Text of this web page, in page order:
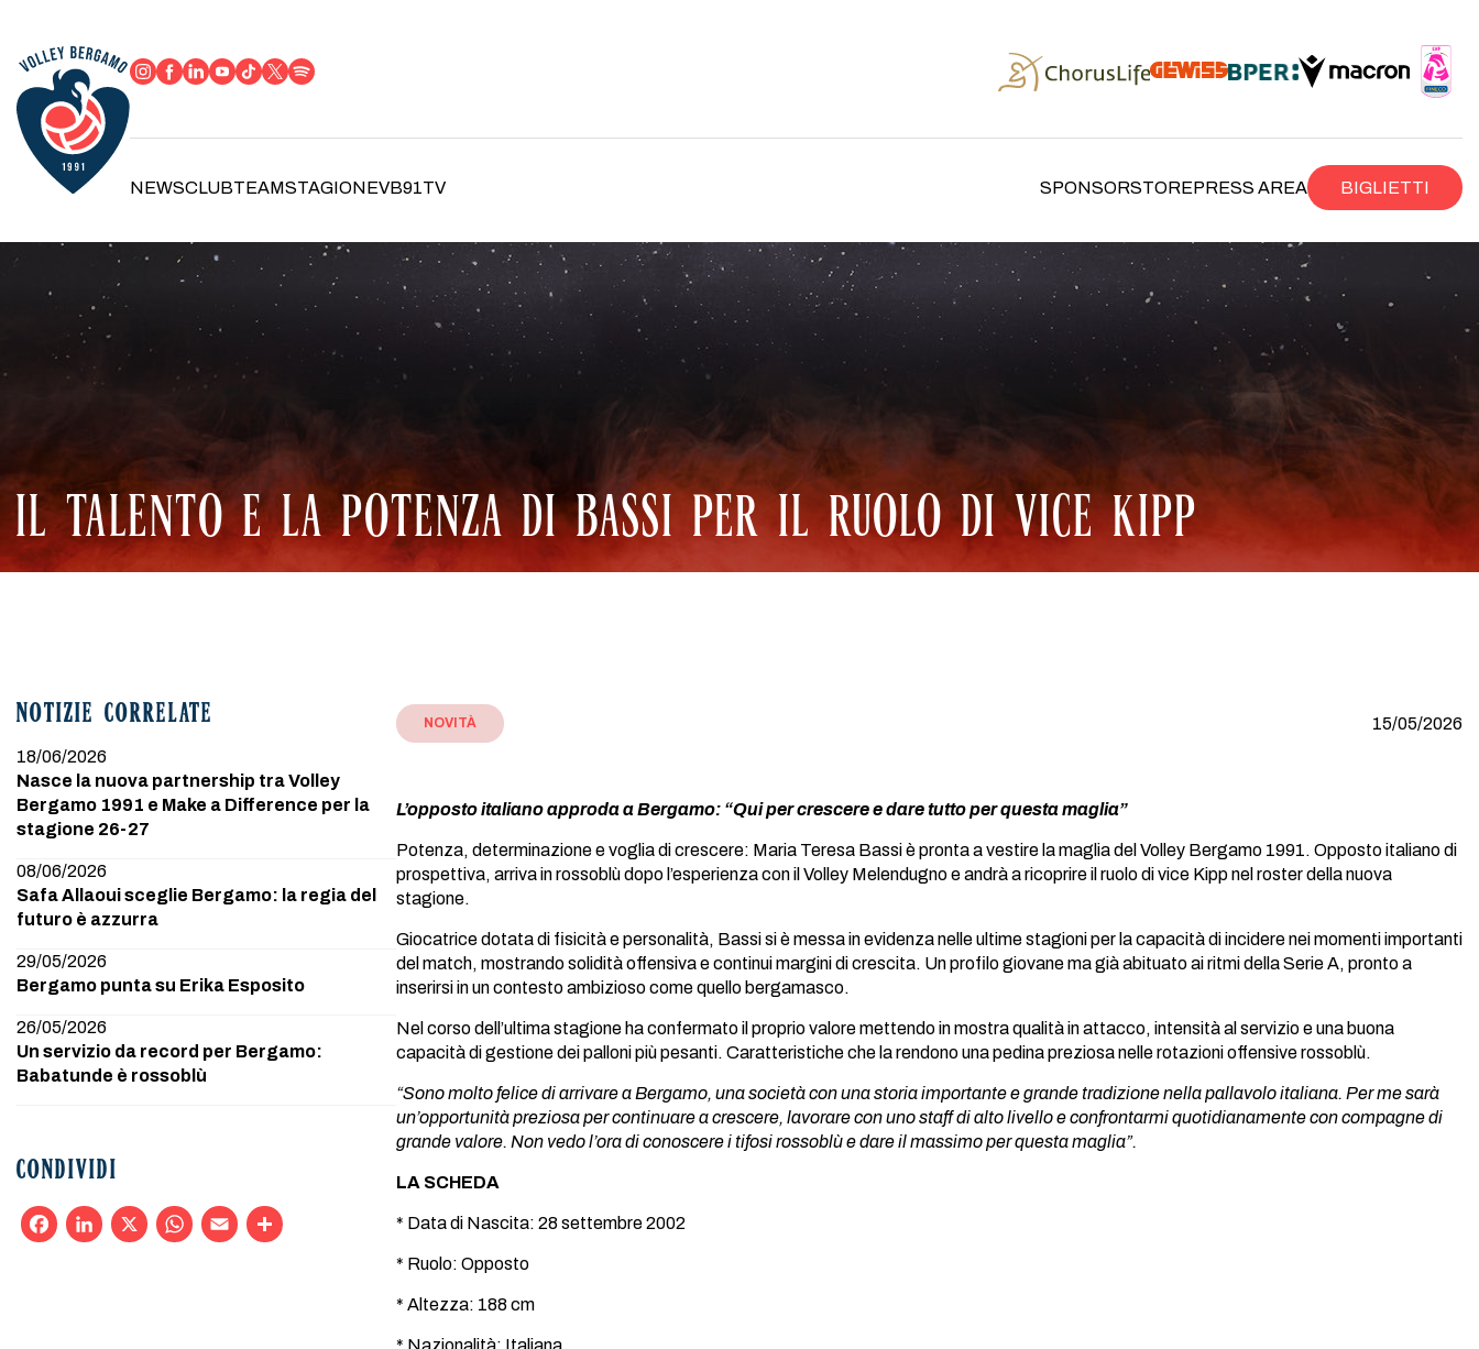
NEWSCLUBTEAMSTAGIONEVB91TV SPONSORSTOREPRESS AREA BIGLIETTI
IL TALENTO E LA POTENZA DI BASSI PER IL RUOLO DI VICE KIPP
NOTIZIE CORRELATE
18/06/2026
Nasce la nuova partnership tra Volley
Bergamo 1991 e Make a Difference per la
stagione 26-27
08/06/2026
Safa Allaoui sceglie Bergamo: la regia del
futuro è azzurra
29/05/2026
Bergamo punta su Erika Esposito
26/05/2026
Un servizio da record per Bergamo:
Babatunde è rossoblù
CONDIVIDI
NOVITÀ 15/05/2026
L’opposto italiano approda a Bergamo: “Qui per crescere e dare tutto per questa maglia”
Potenza, determinazione e voglia di crescere: Maria Teresa Bassi è pronta a vestire la maglia del Volley Bergamo 1991. Opposto italiano di
prospettiva, arriva in rossoblù dopo l’esperienza con il Volley Melendugno e andrà a ricoprire il ruolo di vice Kipp nel roster della nuova
stagione.
Giocatrice dotata di fisicità e personalità, Bassi si è messa in evidenza nelle ultime stagioni per la capacità di incidere nei momenti importanti
del match, mostrando solidità offensiva e continui margini di crescita. Un profilo giovane ma già abituato ai ritmi della Serie A, pronto a
inserirsi in un contesto ambizioso come quello bergamasco.
Nel corso dell’ultima stagione ha confermato il proprio valore mettendo in mostra qualità in attacco, intensità al servizio e una buona
capacità di gestione dei palloni più pesanti. Caratteristiche che la rendono una pedina preziosa nelle rotazioni offensive rossoblù.
“Sono molto felice di arrivare a Bergamo, una società con una storia importante e grande tradizione nella pallavolo italiana. Per me sarà
un’opportunità preziosa per continuare a crescere, lavorare con uno staff di alto livello e confrontarmi quotidianamente con compagne di
grande valore. Non vedo l’ora di conoscere i tifosi rossoblù e dare il massimo per questa maglia”.
LA SCHEDA
* Data di Nascita: 28 settembre 2002
* Ruolo: Opposto
* Altezza: 188 cm
* Nazionalità: Italiana